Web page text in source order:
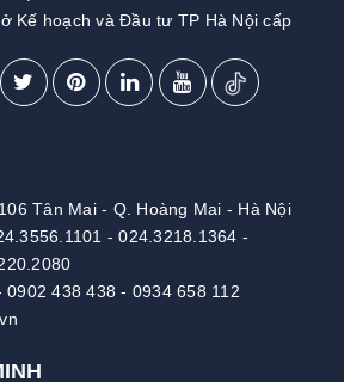
Kế hoạch và Đầu tư TP Hà Nội cấp
Tân Mai - Q. Hoàng Mai - Hà Nội
-024.3218.1364 -
0902 438 438 - 0934 658 112